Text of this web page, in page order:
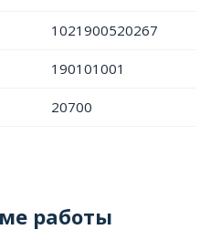
1021900520267
190101001
20700
работы